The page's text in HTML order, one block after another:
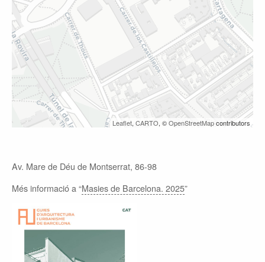
Leaflet,CARTO, ©OpenStreetMapcontributors
Av. Mare de Déu de Montserrat, 86-98
Més informació a “Masies de Barcelona. 2025”